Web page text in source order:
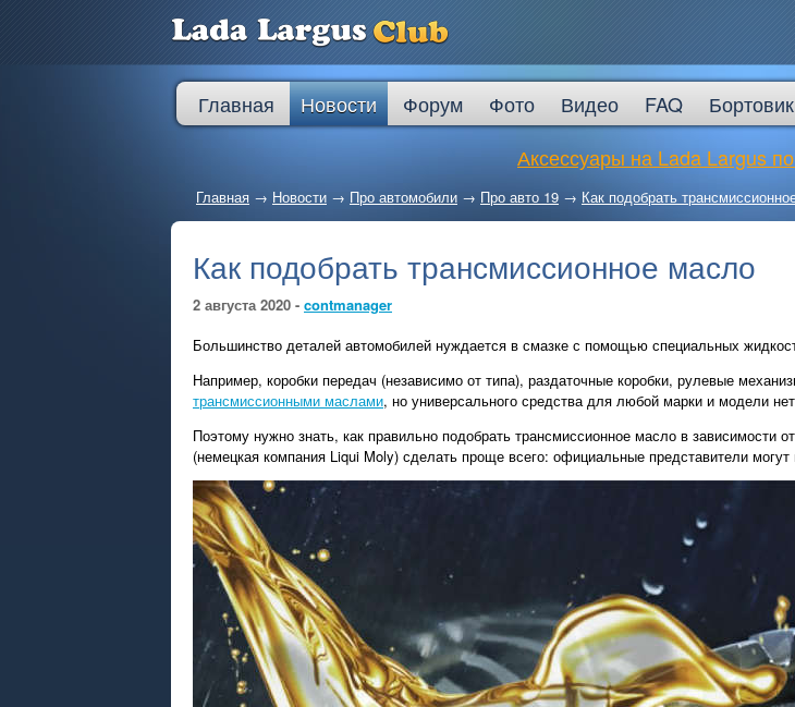
Главная Новости Форум Фото Видео FAQ
Аксессуары на Lada Largus
Главная → Новости → Про автомобили → Про авто 19 → Как подобрать
Как подобрать трансмиссионное масло
2 августа 2020 - contmanager
Большинство деталей автомобилей нуждается в смазке с помощью специальных
Например, коробки передач (независимо от типа), раздаточные коробки, рулевые
трансмиссионными маслами, но универсального средства для любой марки и модели
Поэтому нужно знать, как правильно подобрать трансмиссионное масло в зависимости
(немецкая компания Liqui Moly) сделать проще всего: официальные представители